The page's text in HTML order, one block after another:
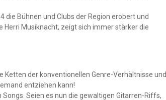
Bühnen und Clubs der Region erobert und
Herri Musiknacht, zeigt sich immer stärker die
Ketten der konventionellen Genre-Verhältnisse und
entziehen kann!
Seien es nun die gewaltigen Gitarren-Riffs,